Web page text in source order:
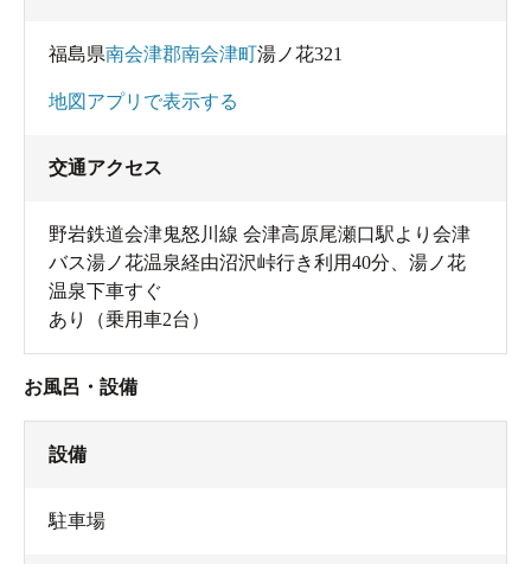
福島県南会津郡南会津町湯ノ花321
地図アプリで表示する
交通アクセス
野岩鉄道会津鬼怒川線 会津高原尾瀬口駅より会津
バス湯ノ花温泉経由沼沢峠行き利用40分、湯ノ花
温泉下車すぐ
あり（乗用車2台）
お風呂・設備
設備
駐車場